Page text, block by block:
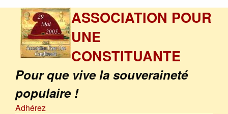
ASSOCIATION POUR
UNE
CONSTITUANTE
Pour que vive la souveraineté
populaire !
Adhérez